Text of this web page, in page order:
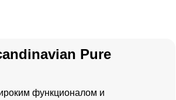
Pure
функционалом и